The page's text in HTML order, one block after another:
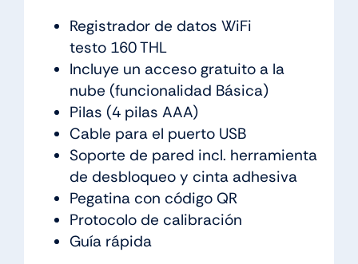
Registrador de datos WiFi
testo 160 THL
Incluye un acceso gratuito a la
nube (funcionalidad Básica)
Pilas (4 pilas AAA)
Cable para el puerto USB
Soporte de pared incl. herramienta
de desbloqueo y cinta adhesiva
Pegatina con código QR
Protocolo de calibración
Guía rápida